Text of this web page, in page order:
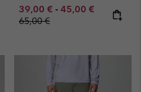
Minimum sale price:
39,00 € - Maximum sale
45,00 € Regular
65,00 €